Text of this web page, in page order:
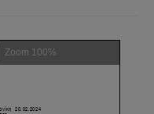
Zoom 100%